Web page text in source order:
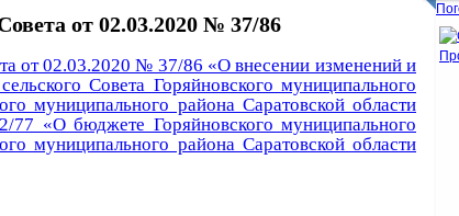
от 02.03.2020 № 37/86
от 02.03.2020 № 37/86 «О внесении изменений и
Совета Горяйновского муниципального
муниципального района Саратовской области
«О бюджете Горяйновского муниципального
муниципального района Саратовской области